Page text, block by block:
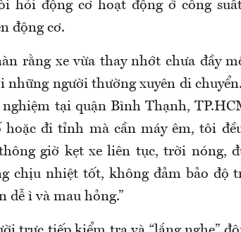
hỏi động cơ hoạt động ở công
động cơ.
rằng xe vừa thay nhớt chưa đầy
những người thường xuyên di
tại quận Bình Thạnh,
đi tỉnh mà cần máy êm, tôi
giờ kẹt xe liên tục, trời nóng,
chịu nhiệt tốt, không đảm bảo độ
dễ ì và mau hỏng.”